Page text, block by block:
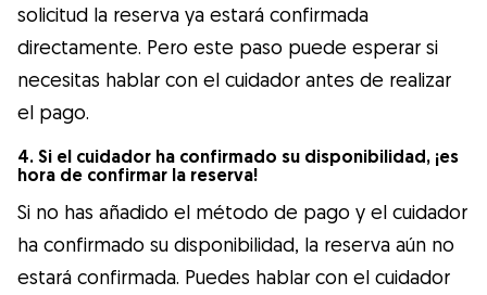
solicitud la reserva ya estará confirmada
directamente. Pero este paso puede esperar si
necesitas hablar con el cuidador antes de realizar
el pago.
4. Si el cuidador ha confirmado su disponibilidad, ¡es
hora de confirmar la reserva!
Si no has añadido el método de pago y el cuidador
ha confirmado su disponibilidad, la reserva aún no
estará confirmada. Puedes hablar con el cuidador